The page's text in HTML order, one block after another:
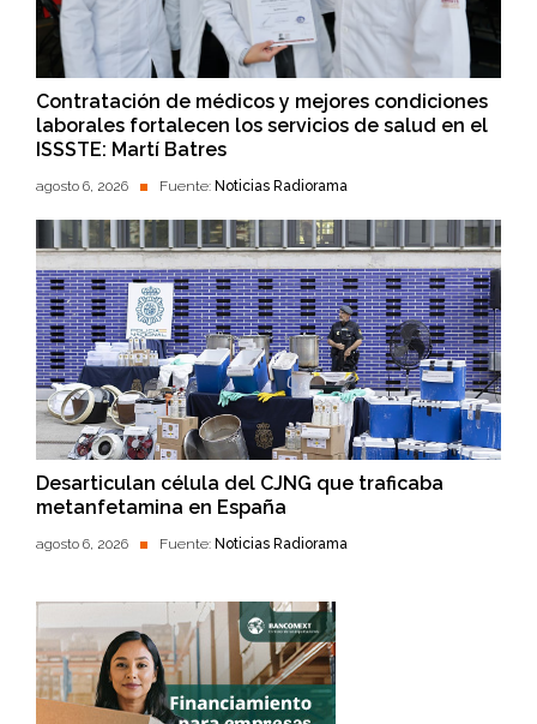
Contratación de médicos y mejores condiciones
laborales fortalecen los servicios de salud en el
ISSSTE: Martí Batres
agosto 6, 2026 Fuente: Noticias Radiorama
Desarticulan célula del CJNG que traficaba
metanfetamina en España
agosto 6, 2026 Fuente: Noticias Radiorama